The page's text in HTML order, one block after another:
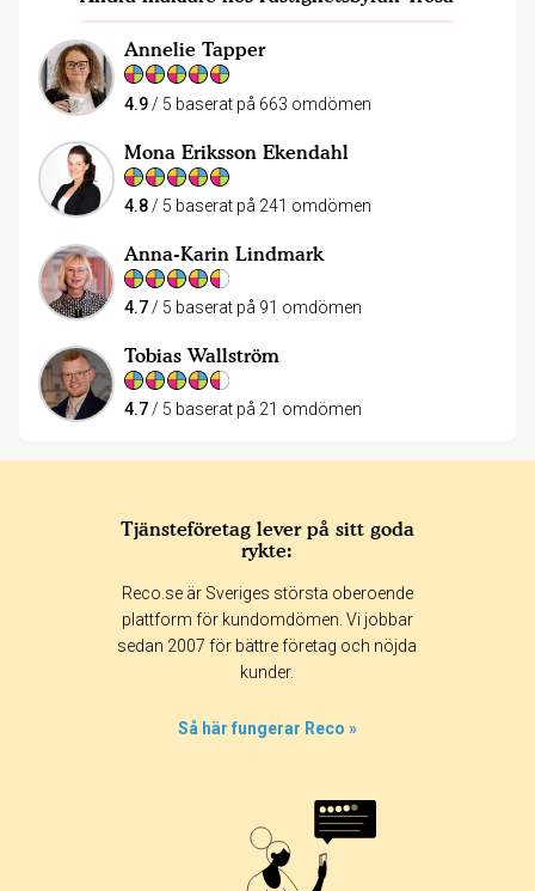
Annelie Tapper
4.9 / 5 baserat på 663 omdömen
Mona Eriksson Ekendahl
4.8 / 5 baserat på 241 omdömen
Anna-Karin Lindmark
4.7/ 5 baserat på 91 omdömen
Tobias Wallström
4.7/ 5 baserat på 21 omdömen
Tjänsteföretag lever på sitt goda
rykte:
Reco.se är Sveriges största oberoende
plattform för kundomdömen. Vi jobbar
sedan 2007 för bättre företag och nöjda
kunder.
Så här fungerar Reco »